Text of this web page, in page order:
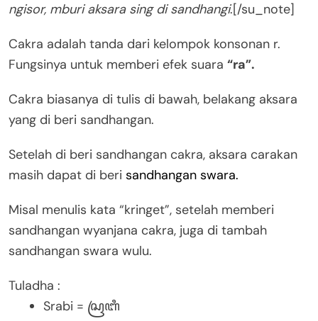
ngisor, mburi aksara sing di sandhangi.[/su_note]
Cakra adalah tanda dari kelompok konsonan r.
Fungsinya untuk memberi efek suara “ra”.
Cakra biasanya di tulis di bawah, belakang aksara
yang di beri sandhangan.
Setelah di beri sandhangan cakra, aksara carakan
masih dapat di beri sandhangan swara.
Misal menulis kata “kringet”, setelah memberi
sandhangan wyanjana cakra, juga di tambah
sandhangan swara wulu.
Tuladha :
Srabi = ꦱꦿꦧꦶ